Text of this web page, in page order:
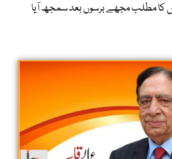
کا مطلب مجھے برسوں بعد سمجھ آیا